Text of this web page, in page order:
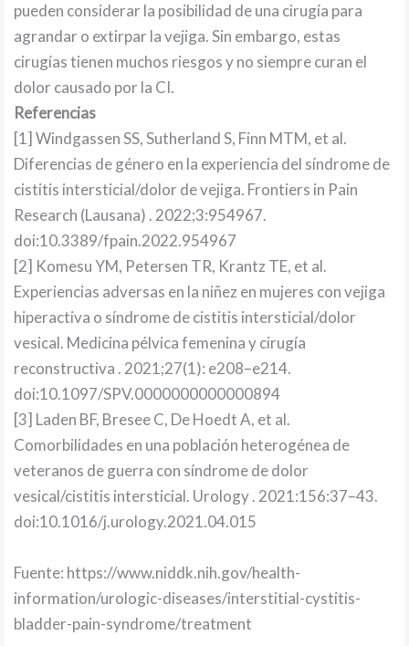
pueden considerar la posibilidad de una cirugía para
agrandar o extirpar la vejiga. Sin embargo, estas
cirugías tienen muchos riesgos y no siempre curan el
dolor causado por la CI.
Referencias
[1] Windgassen SS, Sutherland S, Finn MTM, et al.
Diferencias de género en la experiencia del síndrome de
cistitis intersticial/dolor de vejiga. Frontiers in Pain
Research (Lausana) . 2022;3:954967.
doi:10.3389/fpain.2022.954967
[2] Komesu YM, Petersen TR, Krantz TE, et al.
Experiencias adversas en la niñez en mujeres con vejiga
hiperactiva o síndrome de cistitis intersticial/dolor
vesical. Medicina pélvica femenina y cirugía
reconstructiva . 2021;27(1): e208–e214.
doi:10.1097/SPV.0000000000000894
[3] Laden BF, Bresee C, De Hoedt A, et al.
Comorbilidades en una población heterogénea de
veteranos de guerra con síndrome de dolor
vesical/cistitis intersticial. Urology . 2021:156:37–43.
doi:10.1016/j.urology.2021.04.015
Fuente: https://www.niddk.nih.gov/health-
information/urologic-diseases/interstitial-cystitis-
bladder-pain-syndrome/treatment